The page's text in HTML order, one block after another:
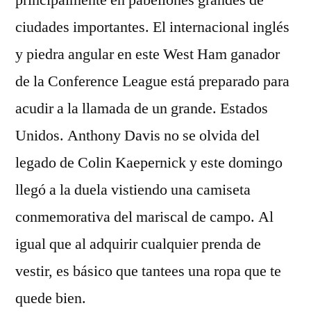
ciudades importantes. El internacional inglés
y piedra angular en este West Ham ganador
de la Conference League está preparado para
acudir a la llamada de un grande. Estados
Unidos. Anthony Davis no se olvida del
legado de Colin Kaepernick y este domingo
llegó a la duela vistiendo una camiseta
conmemorativa del mariscal de campo. Al
igual que al adquirir cualquier prenda de
vestir, es básico que tantees una ropa que te
quede bien.